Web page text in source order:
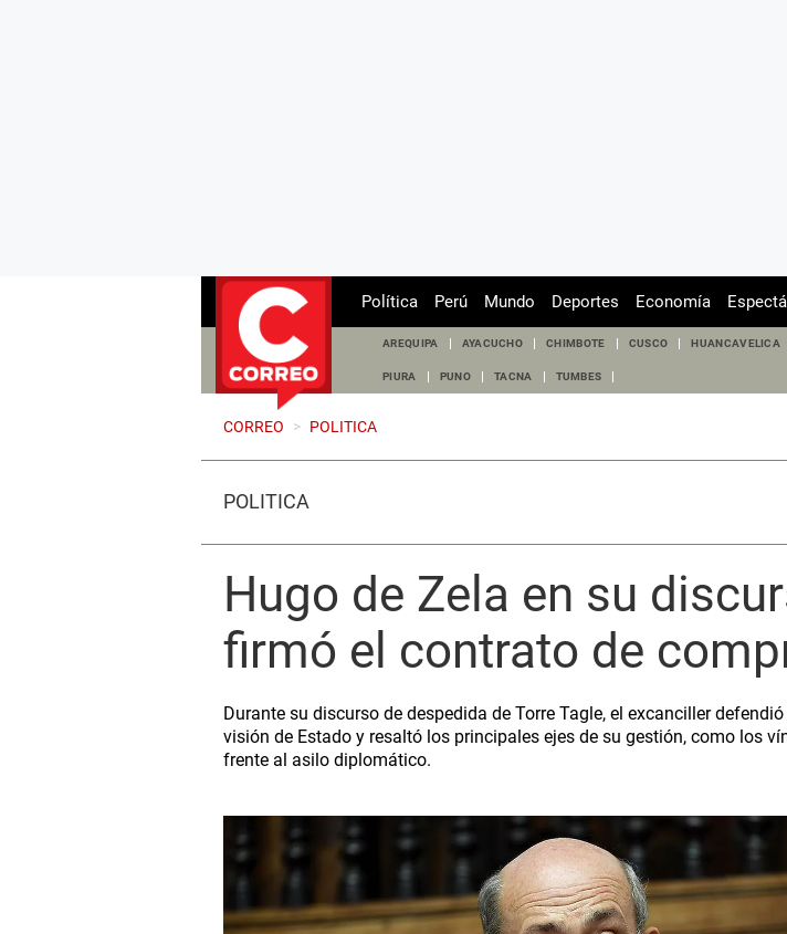
Política Perú Mundo Deportes Economía
AREQUIPA AYACUCHO CHIMBOTE CUSCO HUANCAVELICA
PIURA PUNO TACNA TUMBES
CORREO > POLITICA
POLÍTICA
Hugo de Zela en su
firmó el contrato de
Durante su discurso de despedida de Torre Tagle, el excanciller
visión de Estado y resaltó los principales ejes de su gestión, como los
frente al asilo diplomático.